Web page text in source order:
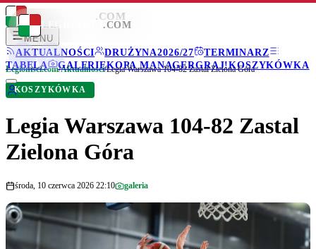
LEGIONISCI .COM
MENU
AKTUALNOŚCI
DRUŻYNA2026/27
TERMINARZ
TABELA
GALERIEKOPA MANAGERGRAJ!KOSZYKÓWKA
LEGIONISCI .COM
Legionisci.com/Aktualności/Legia Warszawa 104-82 Zastal Zielona Góra
KOSZYKÓWKA
Legia Warszawa 104-82 Zastal
Zielona Góra
środa, 10 czerwca 2026 22:10 galeria